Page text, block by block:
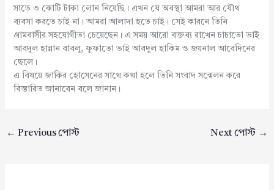
সাড়ে ৩ কোটি টাকা লোন নিয়েছি। এখন যে অবস্থা আমরা আর যৌথ
ব্যবসা করতে চাই না। আমরা আলাদা হতে চাই। সেই কারনে তিনি
গ্রামবাসীর সহযোগীতা চেয়েছেন। এ সময় আরো বক্তব্য রাখেন চাচাতো ভাই
আবদুল হান্নান বাবলু, ফুফাতো ভাই আবদুল হাকিম ও জয়নাল আবেদিনের
ছেলে।
এ বিষয়ে জাকির হোসেনের সাথে কথা হলে তিনি সংবাদ সন্মেলন করে
বিস্তারিত জানাবেন বলে জানান।
← Previous পোস্ট Next পোস্ট →